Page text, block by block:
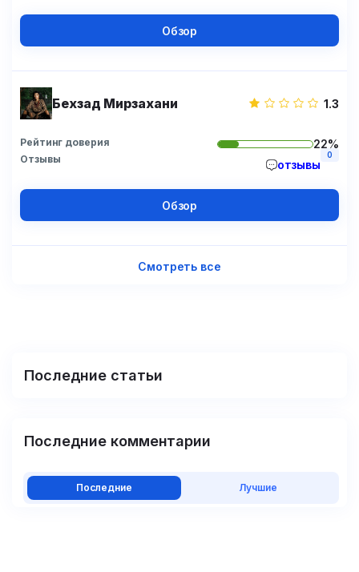
Обзор
Бехзад Мирзахани 1.3
Рейтинг доверия 22%
Отзывы отзывы
0
Обзор
Смотреть все
Последние статьи
Последние комментарии
Последние Лучшие